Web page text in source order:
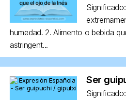
humedad. 2. Alimento o bebida
astringent...
Ser